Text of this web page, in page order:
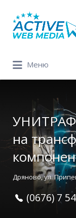
Search
for:
Меню
for:
на
Дряново, ул.
(0676) 7